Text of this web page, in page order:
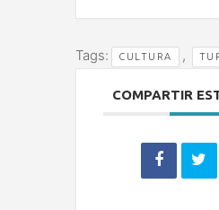
Tags: CULTURA ,
COMPARTIR